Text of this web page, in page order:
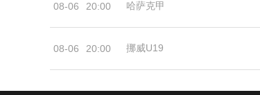
08-06 20:00 哈萨克甲
08-06 20:00 挪威U19